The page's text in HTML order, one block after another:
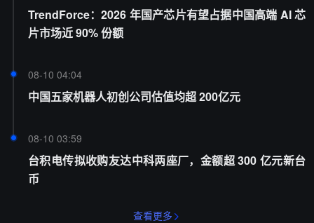
TrendForce：2026 年国产芯片有望占据中国高端 AI 芯
片市场近 90% 份额
08-10 04:04
中国五家机器人初创公司估值均超 200亿元
08-10 03:59
台积电传拟收购友达中科两座厂，金额超 300 亿元新台
币
查看更多